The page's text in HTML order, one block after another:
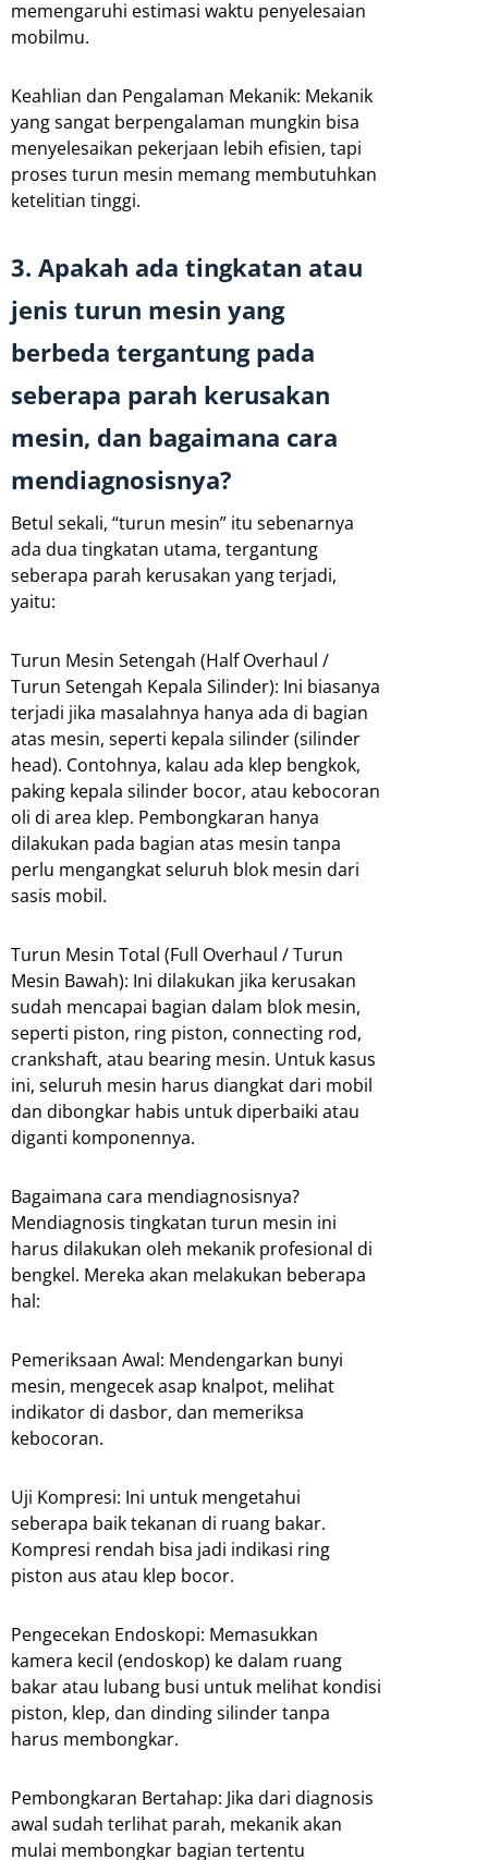
memengaruhi estimasi waktu penyelesaian
mobilmu.
Keahlian dan Pengalaman Mekanik: Mekanik
yang sangat berpengalaman mungkin bisa
menyelesaikan pekerjaan lebih efisien, tapi
proses turun mesin memang membutuhkan
ketelitian tinggi.
3. Apakah ada tingkatan atau
jenis turun mesin yang
berbeda tergantung pada
seberapa parah kerusakan
mesin, dan bagaimana cara
mendiagnosisnya?
Betul sekali, “turun mesin” itu sebenarnya
ada dua tingkatan utama, tergantung
seberapa parah kerusakan yang terjadi,
yaitu:
Turun Mesin Setengah (Half Overhaul /
Turun Setengah Kepala Silinder): Ini biasanya
terjadi jika masalahnya hanya ada di bagian
atas mesin, seperti kepala silinder (silinder
head). Contohnya, kalau ada klep bengkok,
paking kepala silinder bocor, atau kebocoran
oli di area klep. Pembongkaran hanya
dilakukan pada bagian atas mesin tanpa
perlu mengangkat seluruh blok mesin dari
sasis mobil.
Turun Mesin Total (Full Overhaul / Turun
Mesin Bawah): Ini dilakukan jika kerusakan
sudah mencapai bagian dalam blok mesin,
seperti piston, ring piston, connecting rod,
crankshaft, atau bearing mesin. Untuk kasus
ini, seluruh mesin harus diangkat dari mobil
dan dibongkar habis untuk diperbaiki atau
diganti komponennya.
Bagaimana cara mendiagnosisnya?
Mendiagnosis tingkatan turun mesin ini
harus dilakukan oleh mekanik profesional di
bengkel. Mereka akan melakukan beberapa
hal:
Pemeriksaan Awal: Mendengarkan bunyi
mesin, mengecek asap knalpot, melihat
indikator di dasbor, dan memeriksa
kebocoran.
Uji Kompresi: Ini untuk mengetahui
seberapa baik tekanan di ruang bakar.
Kompresi rendah bisa jadi indikasi ring
piston aus atau klep bocor.
Pengecekan Endoskopi: Memasukkan
kamera kecil (endoskop) ke dalam ruang
bakar atau lubang busi untuk melihat kondisi
piston, klep, dan dinding silinder tanpa
harus membongkar.
Pembongkaran Bertahap: Jika dari diagnosis
awal sudah terlihat parah, mekanik akan
mulai membongkar bagian tertentu